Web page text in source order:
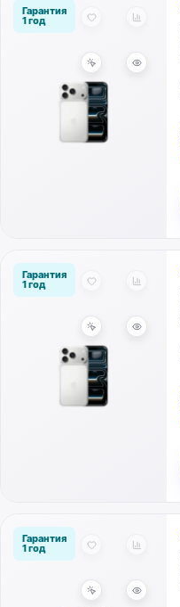
Гарантия
1 год
Гарантия
1 год
Гарантия
1 год